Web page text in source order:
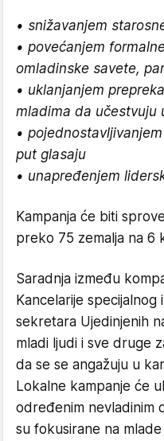
• snižavanjem
• povećanjem
omladinske savete,
• uklanjanjem
mladima da učestvuju
•
put glasaju
• unapređenjem
Kampanja će biti
preko 75 zemalja na 6
Saradnja između
Kancelarije specijalnog
sekretara Ujedinjenih
mladi ljudi i sve druge
da se se angažuju u
Lokalne kampanje će
određenim nevladinim
su fokusirane na